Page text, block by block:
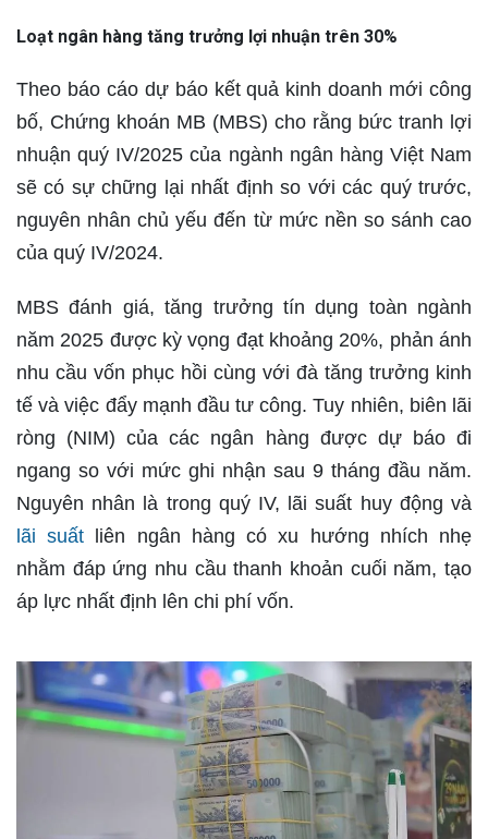
Loạt ngân hàng tăng trưởng lợi nhuận trên 30%
Theo báo cáo dự báo kết quả kinh doanh mới công
bố, Chứng khoán MB (MBS) cho rằng bức tranh lợi
nhuận quý IV/2025 của ngành ngân hàng Việt Nam
sẽ có sự chững lại nhất định so với các quý trước,
nguyên nhân chủ yếu đến từ mức nền so sánh cao
của quý IV/2024.
MBS đánh giá, tăng trưởng tín dụng toàn ngành
năm 2025 được kỳ vọng đạt khoảng 20%, phản ánh
nhu cầu vốn phục hồi cùng với đà tăng trưởng kinh
tế và việc đẩy mạnh đầu tư công. Tuy nhiên, biên lãi
ròng (NIM) của các ngân hàng được dự báo đi
ngang so với mức ghi nhận sau 9 tháng đầu năm.
Nguyên nhân là trong quý IV, lãi suất huy động và
lãi suất liên ngân hàng có xu hướng nhích nhẹ
nhằm đáp ứng nhu cầu thanh khoản cuối năm, tạo
áp lực nhất định lên chi phí vốn.